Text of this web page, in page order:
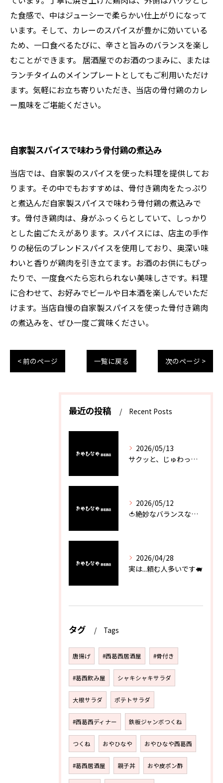
た食感で、中はジューシーで柔らかい仕上がりになって
います。そして、カレーのスパイスが豊かに効いている
ため、一口食べるたびに、辛さと旨みのバランスを楽し
むことができます。 居酒屋でのお酒のつまみに、または
ランチタイムのメインプレートとしてもご利用いただけ
ます。気軽にお立ち寄りいただき、当店の骨付鶏のカレ
ー風味をご堪能ください。
自家製スパイスで味わう骨付鶏の煮込み
当店では、自家製のスパイスを使った料理を提供してお
ります。その中でもおすすめは、骨付き鶏肉をたっぷり
と煮込んだ自家製スパイスで味わう骨付鶏の煮込みで
す。骨付き鶏肉は、身がふっくらとしていて、しっかり
とした歯ごたえがあります。スパイスには、店主の手作
りの秘伝のブレンドスパイスを使用しており、奥深い味
わいと香りが鶏肉を引き立てます。お酒のお供にもぴっ
たりで、一度食べたら忘れられない美味しさです。料理
に合わせて、お好みでビールや日本酒を楽しんでいただ
けます。当店自慢の自家製スパイスを使った骨付き鶏肉
の煮込みを、ぜひ一度ご賞味ください。
< 前のページ 一覧に戻る 次のページ >
最近の投稿 Recent Posts
2026/05/13
サクッと、じゅわっと。瀬戸内が香るカキフライ
2026/05/12
🍅絶妙なバランスなのに最高な一品🥗
2026/04/28
実は...頼む人多いです🐖
タグ Tags
唐揚げ #西葛西居酒屋 #骨付き
#葛西飲み屋 シャキシャキサラダ
大根サラダ ポテトサラダ
#西葛西ディナー 鉄板ジャンボつくね
つくね おやひなや おやひなや西葛西
#葛西居酒屋 親子丼 おや皮ポン酢